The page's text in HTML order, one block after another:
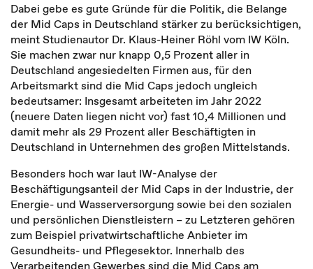
Dabei gebe es gute Gründe für die Politik, die Belange
der Mid Caps in Deutschland stärker zu berücksichtigen,
meint Studienautor Dr. Klaus-Heiner Röhl vom IW Köln.
Sie machen zwar nur knapp 0,5 Prozent aller in
Deutschland angesiedelten Firmen aus, für den
Arbeitsmarkt sind die Mid Caps jedoch ungleich
bedeutsamer: Insgesamt arbeiteten im Jahr 2022
(neuere Daten liegen nicht vor) fast 10,4 Millionen und
damit mehr als 29 Prozent aller Beschäftigten in
Deutschland in Unternehmen des großen Mittelstands.
Besonders hoch war laut IW-Analyse der
Beschäftigungsanteil der Mid Caps in der Industrie, der
Energie- und Wasserversorgung sowie bei den sozialen
und persönlichen Dienstleistern – zu Letzteren gehören
zum Beispiel privatwirtschaftliche Anbieter im
Gesundheits- und Pflegesektor. Innerhalb des
Verarbeitenden Gewerbes sind die Mid Caps am